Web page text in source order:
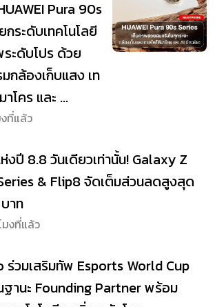
Pura 90s
กระดับเทคโนโลยี
ะดับโปร ด้วย
กล้องเก็บแสง เท
าโคร และ ...
ที่แล้ว
งปี 8.8 วันเดียวเท่านั้น! Galaxy Z
& Flip8 จัดเต็มส่วนลดสูงสุด
าท
งที่แล้ว
ร่วมเสริมทัพ Esports World Cup
ฐานะ Founding Partner พร้อม